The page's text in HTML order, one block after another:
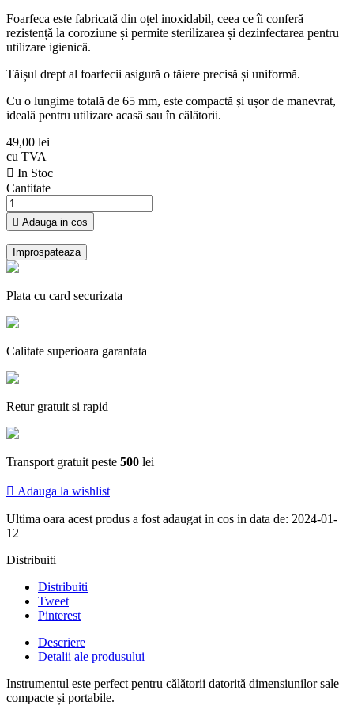
Foarfeca este fabricată din oțel inoxidabil, ceea ce îi conferă
rezistență la coroziune și permite sterilizarea și dezinfectarea pentru
utilizare igienică.
Tăișul drept al foarfecii asigură o tăiere precisă și uniformă.
Cu o lungime totală de 65 mm, este compactă și ușor de manevrat,
ideală pentru utilizare acasă sau în călătorii.
49,00 lei
cu TVA
 In Stoc
Cantitate
 Adauga in cos
Plata cu card securizata
Calitate superioara garantata
Retur gratuit si rapid
Transport gratuit peste 500 lei
 Adauga la wishlist
Ultima oara acest produs a fost adaugat in cos in data de: 2024-01-
12
Distribuiti
Distribuiti
Tweet
Pinterest
Descriere
Detalii ale produsului
Instrumentul este perfect pentru călătorii datorită dimensiunilor sale
compacte și portabile.